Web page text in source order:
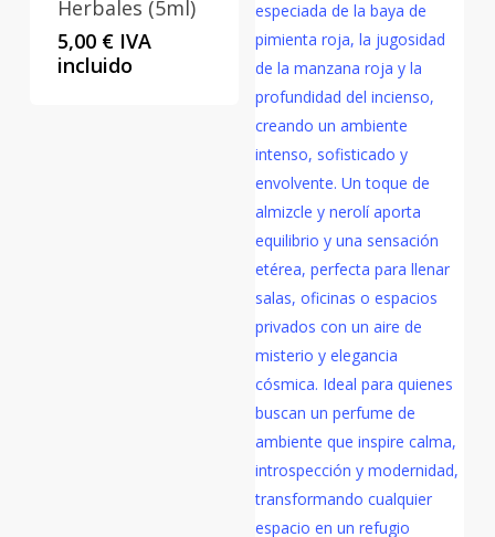
Herbales (5ml)
5,00 € IVA
incluido